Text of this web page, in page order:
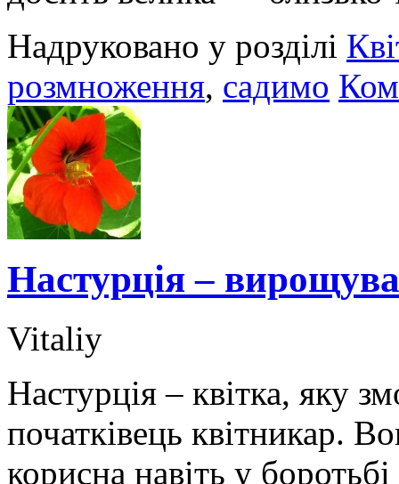
Надруковано у розділі
розмноження, садимо
Настурція –
Vitaliy
Настурція – квітка, яку
початківець квітникар.
корисна навіть у